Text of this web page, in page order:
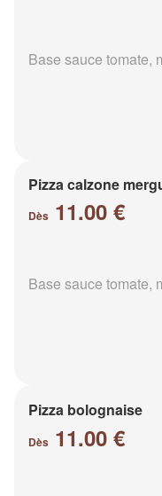
Base sauce tomate,
Pizza calzone
Dès 11.00 €
Base sauce tomate,
Pizza bolognaise
Dès 11.00 €